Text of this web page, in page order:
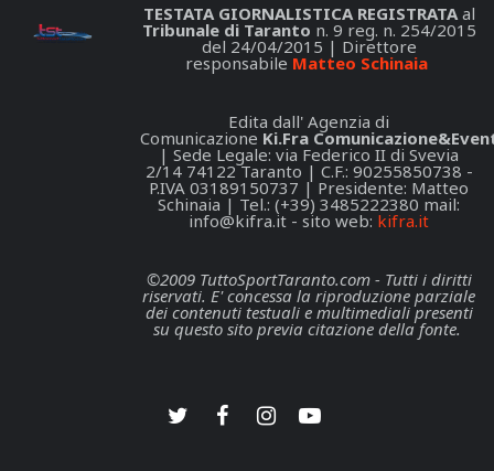
TESTATA GIORNALISTICA REGISTRATAal
Tribunale di Taranto n. 9 reg. n. 254/2015
del 24/04/2015 | Direttore
responsabile Matteo Schinaia
Edita dall' Agenzia di
Comunicazione Ki.Fra
| Sede Legale: via Federico II di Svevia
2/14 74122 Taranto | C.F.: 90255850738 -
P.IVA 03189150737 | Presidente: Matteo
Schinaia | Tel.: (+39) 3485222380 mail:
info@kifra.it - sito web: kifra.it
©2009 TuttoSportTaranto.com - Tutti i diritti
riservati. E' concessa la riproduzione parziale
dei contenuti testuali e multimediali presenti
su questo sito previa citazione della fonte.